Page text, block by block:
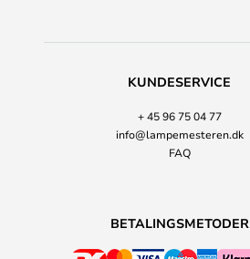
KUNDESERVICE
+ 45 96 75 04 77
info@lampemesteren.dk
FAQ
BETALINGSMETODER